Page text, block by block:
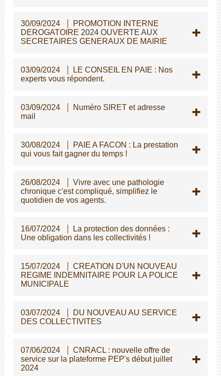
30/09/2024
PROMOTION INTERNE
DEROGATOIRE 2024 OUVERTE AUX
SECRETAIRES GENERAUX DE MAIRIE
03/09/2024
LE CONSEIL EN PAIE : Nos
experts vous répondent.
03/09/2024
Numéro SIRET et adresse
mail
30/08/2024
PAIE A FACON : La prestation
qui vous fait gagner du temps !
26/08/2024
Vivre avec une pathologie
chronique c'est compliqué, simplifiez le
quotidien de vos agents.
16/07/2024
La protection des données :
Une obligation dans les collectivités !
15/07/2024
CREATION D'UN NOUVEAU
REGIME INDEMNITAIRE POUR LA POLICE
MUNICIPALE
03/07/2024
DU NOUVEAU AU SERVICE
DES COLLECTIVITES
07/06/2024
CNRACL : nouvelle offre de
service sur la plateforme PEP's début juillet
2024